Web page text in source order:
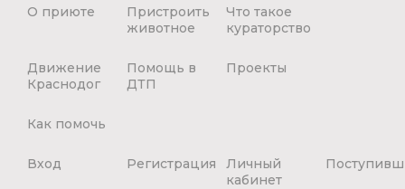
О приюте
Пристроить
животное
Что такое
кураторство
Движение
Краснодог
Помощь в
ДТП
Проекты
Как помочь
Вход Регистрация
Личный
кабинет